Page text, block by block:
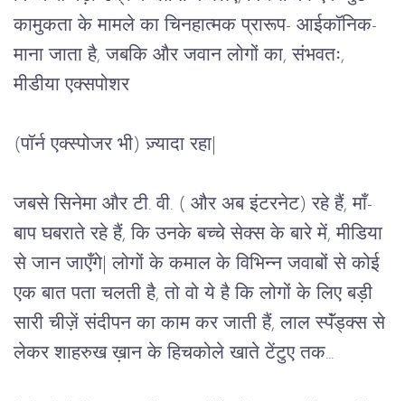
कामुकता के मामले का चिनहात्मक प्रारूप- आईकॉनिक-
माना जाता है, जबकि और जवान लोगों का, संभवतः,
मीडीया एक्सपोशर
(पॉर्न एक्स्पोजर भी) ज़्यादा रहा
जबसे सिनेमा और टी. वी. ( और अब इंटरनेट) रहे हैं, माँ-
बाप घबराते रहे हैं, कि उनके बच्चे सेक्स के बारे में, मीडिया
से जान जाएँगे| लोगों के कमाल के विभिन्न जवाबों से कोई
एक बात पता चलती है, तो वो ये है कि लोगों के लिए बड़ी
सारी चीज़ें संदीपन का काम कर जाती हैं, लाल स्पॅंड्क्स से
लेकर शाहरुख ख़ान के हिचकोले खाते टेंटुए तक...